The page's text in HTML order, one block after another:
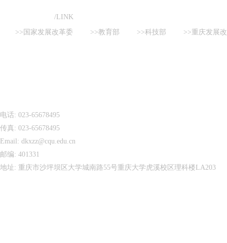
/LINK
>>国家发展改革委
>>教育部 >>科技部 >>重庆发展
电话: 023-65678495
传真: 023-65678495
Email: dkxzz@cqu.edu.cn
邮编: 401331
地址: 重庆市沙坪坝区大学城南路55号重庆大学虎溪校区理科楼LA203